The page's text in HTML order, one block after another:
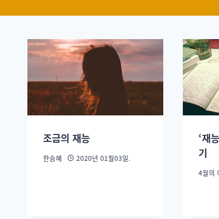
조금의 재능
한승혜 2020년 01월03일.
‘재
기
4월의